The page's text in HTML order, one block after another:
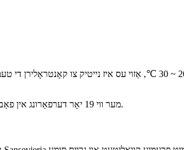
1 / מער ווי 19 יאָר דערפאַרונג אין פאַבריק קאַלטיוויישאַן אין די פעלד און פּאָטטינג אין די אָראַנזשעריי.